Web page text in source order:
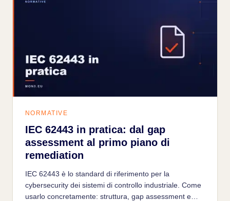
NORMATIVE
IEC 62443 in pratica: dal gap
assessment al primo piano di
remediation
IEC 62443 è lo standard di riferimento per la
cybersecurity dei sistemi di controllo industriale. Come
usarlo concretamente: struttura, gap assessment e